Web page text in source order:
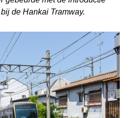
de Hankai Tramway.